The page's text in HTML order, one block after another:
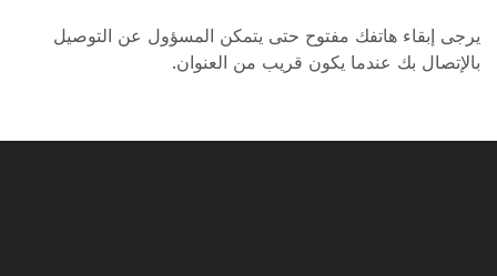
يرجى إبقاء هاتفك مفتوح حتى يتمكن المسؤول عن التوصيل
بالإتصال بك عندما يكون قريب من العنوان.